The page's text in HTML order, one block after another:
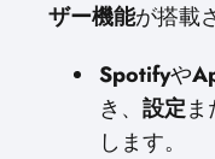
ザー機能が搭載
Spotifyや
き、 設定
します。